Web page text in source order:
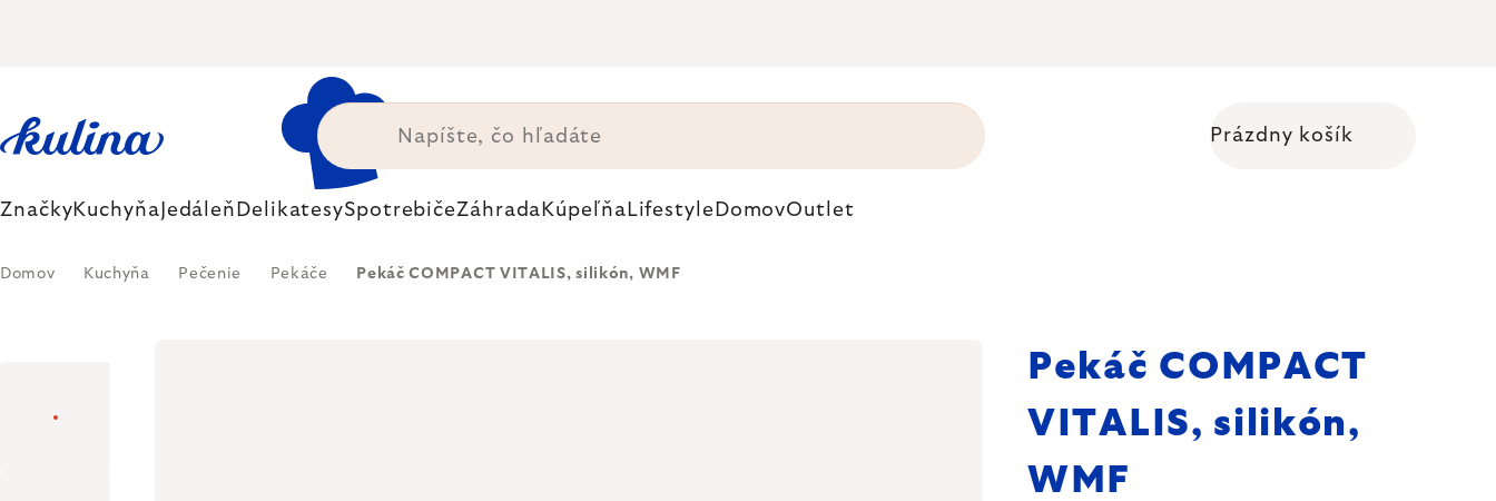
Prázdny košík
ZnačkyKuchyňa Jedáleň DelikatesySpotrebičeZáhrada Kúpeľňa Lifestyle DomovOutlet
Domov Kuchyňa Pečenie Pekáče Pekáč COMPACT VITALIS, silikón, WMF
Pekáč COMPACT
VITALIS, silikón,
WMF